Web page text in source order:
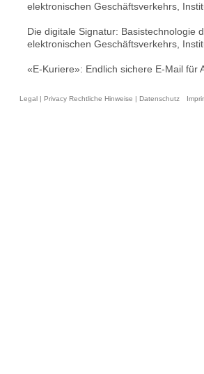
elektronischen Geschäftsverkehrs,
Die digitale Signatur: Basistechnologie
elektronischen Geschäftsverkehrs,
«E-Kuriere»: Endlich sichere E-Mail für
Legal | Privacy Rechtliche Hinweise | Datenschutz